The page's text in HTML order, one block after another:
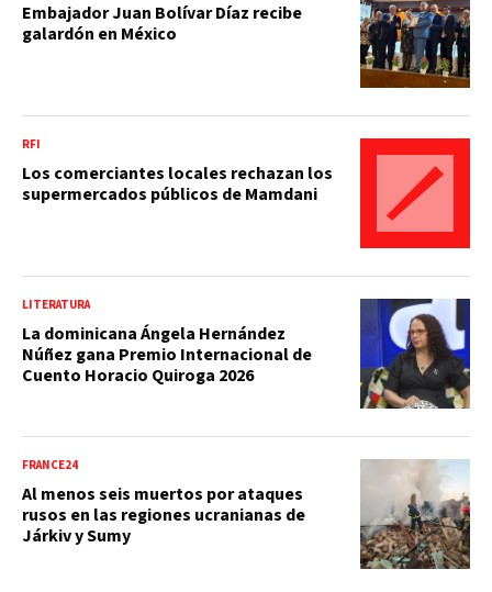
Embajador Juan Bolívar Díaz recibe
galardón en México
RFI
Los comerciantes locales rechazan los
supermercados públicos de Mamdani
LITERATURA
La dominicana Ángela Hernández
Núñez gana Premio Internacional de
Cuento Horacio Quiroga 2026
FRANCE24
Al menos seis muertos por ataques
rusos en las regiones ucranianas de
Járkiv y Sumy